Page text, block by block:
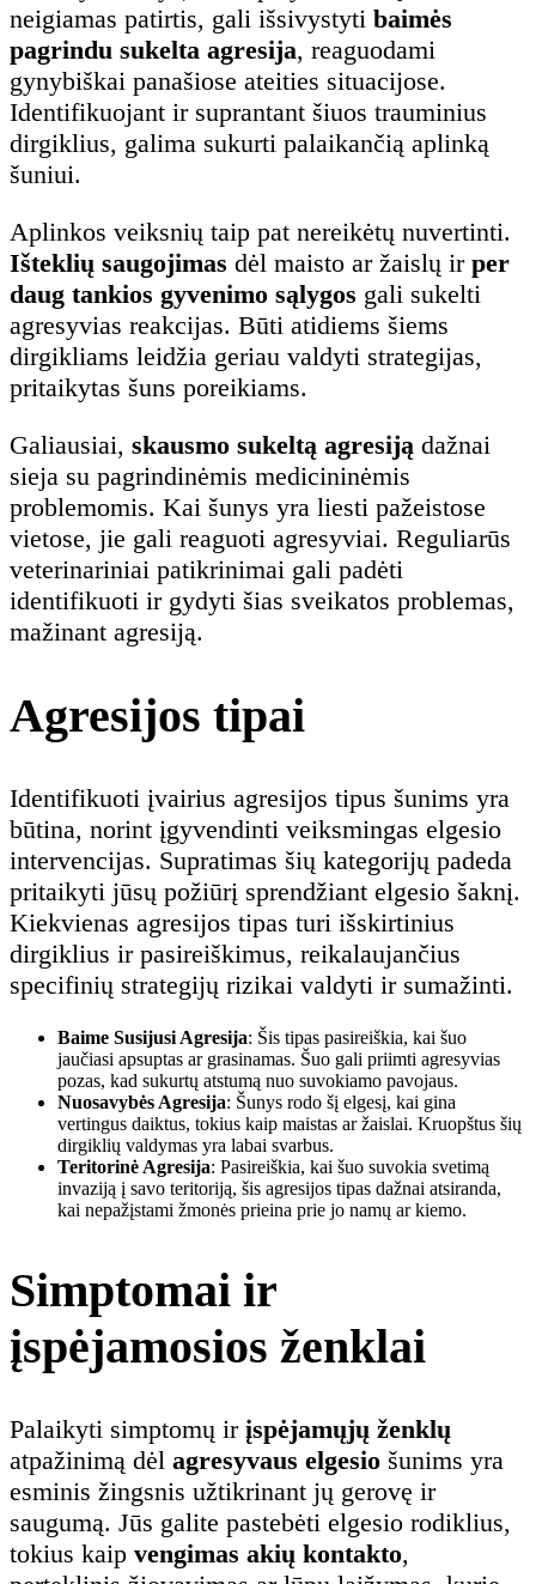
neigiamas patirtis, gali išsivystyti baimės
pagrindu sukelta agresija, reaguodami
gynybiškai panašiose ateities situacijose.
Identifikuojant ir suprantant šiuos trauminius
dirgiklius, galima sukurti palaikančią aplinką
šuniui.
Aplinkos veiksnių taip pat nereikėtų nuvertinti.
Išteklių saugojimas dėl maisto ar žaislų ir per
daug tankios gyvenimo sąlygos gali sukelti
agresyvias reakcijas. Būti atidiems šiems
dirgikliams leidžia geriau valdyti strategijas,
pritaikytas šuns poreikiams.
Galiausiai, skausmo sukeltą agresiją dažnai
sieja su pagrindinėmis medicininėmis
problemomis. Kai šunys yra liesti pažeistose
vietose, jie gali reaguoti agresyviai. Reguliarūs
veterinariniai patikrinimai gali padėti
identifikuoti ir gydyti šias sveikatos problemas,
mažinant agresiją.
Agresijos tipai
Identifikuoti įvairius agresijos tipus šunims yra
būtina, norint įgyvendinti veiksmingas elgesio
intervencijas. Supratimas šių kategorijų padeda
pritaikyti jūsų požiūrį sprendžiant elgesio šaknį.
Kiekvienas agresijos tipas turi išskirtinius
dirgiklius ir pasireiškimus, reikalaujančius
specifinių strategijų rizikai valdyti ir sumažinti.
Baime Susijusi Agresija: Šis tipas pasireiškia, kai šuo
jaučiasi apsuptas ar grasinamas. Šuo gali priimti agresyvias
pozas, kad sukurtų atstumą nuo suvokiamo pavojaus.
Nuosavybės Agresija: Šunys rodo šį elgesį, kai gina
vertingus daiktus, tokius kaip maistas ar žaislai. Kruopštus šių
dirgiklių valdymas yra labai svarbus.
Teritorinė Agresija: Pasireiškia, kai šuo suvokia svetimą
invaziją į savo teritoriją, šis agresijos tipas dažnai atsiranda,
kai nepažįstami žmonės prieina prie jo namų ar kiemo.
Simptomai ir
įspėjamosios ženklai
Palaikyti simptomų ir įspėjamųjų ženklų
atpažinimą dėl agresyvaus elgesio šunims yra
esminis žingsnis užtikrinant jų gerovę ir
saugumą. Jūs galite pastebėti elgesio rodiklius,
tokius kaip vengimas akių kontakto,